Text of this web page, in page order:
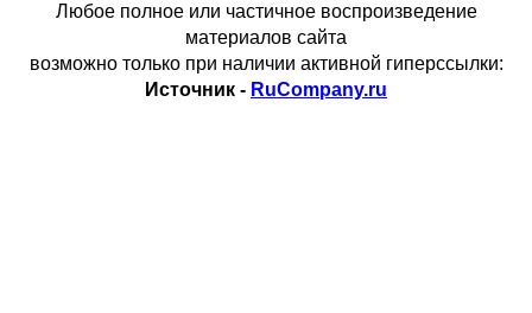
Любое полное или частичное воспроизведение
материалов сайта
возможно только при наличии активной гиперссылки:
Источник - RuCompany.ru